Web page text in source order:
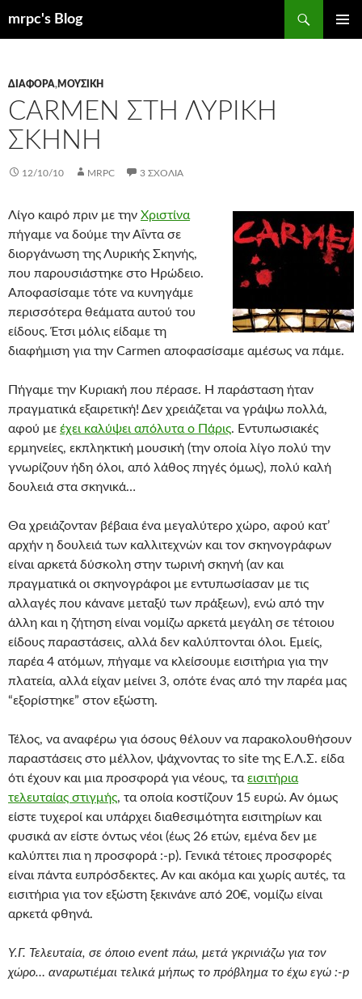
mrpc's Blog
ΔΙΆΦΟΡΑ,ΜΟΥΣΙΚΉ
CARMEN ΣΤΗ ΛΥΡΙΚΉ
ΣΚΗΝΉ
12/10/10 MRPC 3 ΣΧΌΛΙΑ
Λίγο καιρό πριν με την Χριστίνα
πήγαμε να δούμε την Αΐντα σε
διοργάνωση της Λυρικής Σκηνής,
που παρουσιάστηκε στο Ηρώδειο.
Αποφασίσαμε τότε να κυνηγάμε
περισσότερα θεάματα αυτού του
είδους. Έτσι μόλις είδαμε τη
διαφήμιση για την Carmen αποφασίσαμε αμέσως να πάμε.
Πήγαμε την Κυριακή που πέρασε. Η παράσταση ήταν
πραγματικά εξαιρετική! Δεν χρειάζεται να γράψω πολλά,
αφού με έχει καλύψει απόλυτα ο Πάρις. Εντυπωσιακές
ερμηνείες, εκπληκτική μουσική (την οποία λίγο πολύ την
γνωρίζουν ήδη όλοι, από λάθος πηγές όμως), πολύ καλή
δουλειά στα σκηνικά…
Θα χρειάζονταν βέβαια ένα μεγαλύτερο χώρο, αφού κατ’
αρχήν η δουλειά των καλλιτεχνών και τον σκηνογράφων
είναι αρκετά δύσκολη στην τωρινή σκηνή (αν και
πραγματικά οι σκηνογράφοι με εντυπωσίασαν με τις
αλλαγές που κάνανε μεταξύ των πράξεων), ενώ από την
άλλη και η ζήτηση είναι νομίζω αρκετά μεγάλη σε τέτοιου
είδους παραστάσεις, αλλά δεν καλύπτονται όλοι. Εμείς,
παρέα 4 ατόμων, πήγαμε να κλείσουμε εισιτήρια για την
πλατεία, αλλά είχαν μείνει 3, οπότε ένας από την παρέα μας
“εξορίστηκε” στον εξώστη.
Τέλος, να αναφέρω για όσους θέλουν να παρακολουθήσουν
παραστάσεις στο μέλλον, ψάχνοντας το site της Ε.Λ.Σ. είδα
ότι έχουν και μια προσφορά για νέους, τα εισιτήρια
τελευταίας στιγμής, τα οποία κοστίζουν 15 ευρώ. Αν όμως
είστε τυχεροί και υπάρχει διαθεσιμότητα εισιτηρίων και
φυσικά αν είστε όντως νέοι (έως 26 ετών, εμένα δεν με
καλύπτει πια η προσφορά :-p). Γενικά τέτοιες προσφορές
είναι πάντα ευπρόσδεκτες. Αν και ακόμα και χωρίς αυτές, τα
εισιτήρια για τον εξώστη ξεκινάνε από 20€, νομίζω είναι
αρκετά φθηνά.
Υ.Γ. Τελευταία, σε όποιο event πάω, μετά γκρινιάζω για τον
χώρο… αναρωτιέμαι τελικά μήπως το πρόβλημα το έχω εγώ :-p